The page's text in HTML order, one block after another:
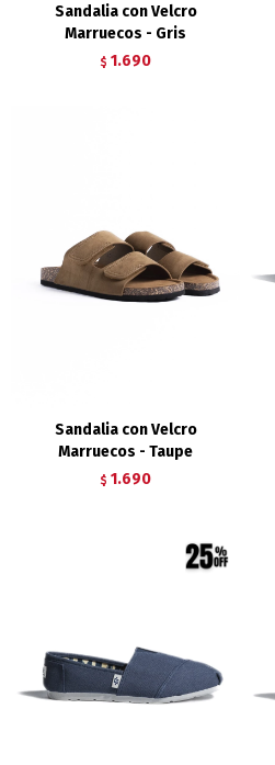
Sandalia con Velcro
Marruecos - Gris
$ 1.690
Sandalia con Velcro
Marruecos - Taupe
$ 1.690